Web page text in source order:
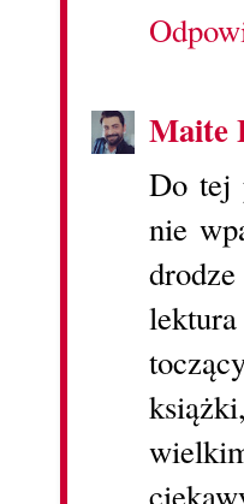
Maite
Do tej
nie